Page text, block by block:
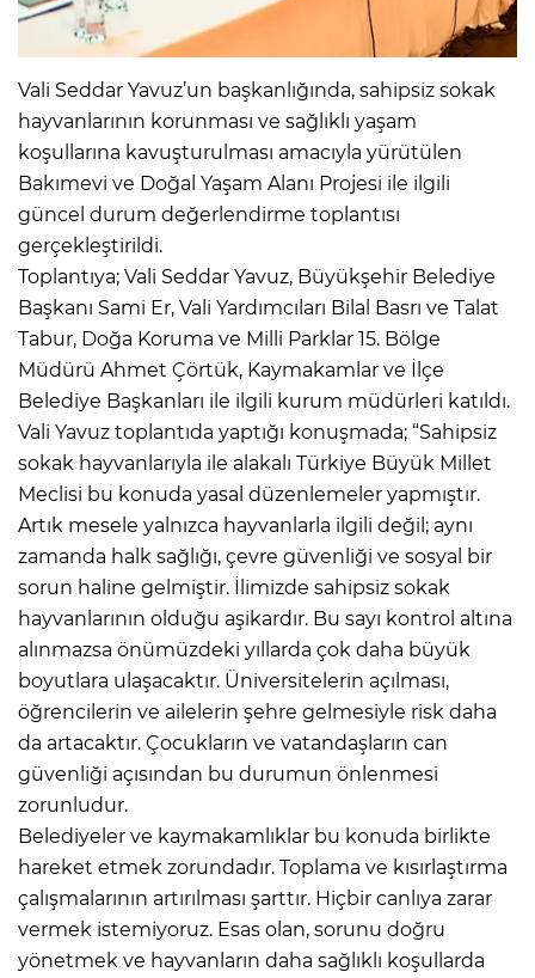
Vali Seddar Yavuz’un başkanlığında, sahipsiz sokak
hayvanlarının korunması ve sağlıklı yaşam
koşullarına kavuşturulması amacıyla yürütülen
Bakımevi ve Doğal Yaşam Alanı Projesi ile ilgili
güncel durum değerlendirme toplantısı
gerçekleştirildi.
Toplantıya; Vali Seddar Yavuz, Büyükşehir Belediye
Başkanı Sami Er, Vali Yardımcıları Bilal Basrı ve Talat
Tabur, Doğa Koruma ve Milli Parklar 15. Bölge
Müdürü Ahmet Çörtük, Kaymakamlar ve İlçe
Belediye Başkanları ile ilgili kurum müdürleri katıldı.
Vali Yavuz toplantıda yaptığı konuşmada; “Sahipsiz
sokak hayvanlarıyla ile alakalı Türkiye Büyük Millet
Meclisi bu konuda yasal düzenlemeler yapmıştır.
Artık mesele yalnızca hayvanlarla ilgili değil; aynı
zamanda halk sağlığı, çevre güvenliği ve sosyal bir
sorun haline gelmiştir. İlimizde sahipsiz sokak
hayvanlarının olduğu aşikardır. Bu sayı kontrol altına
alınmazsa önümüzdeki yıllarda çok daha büyük
boyutlara ulaşacaktır. Üniversitelerin açılması,
öğrencilerin ve ailelerin şehre gelmesiyle risk daha
da artacaktır. Çocukların ve vatandaşların can
güvenliği açısından bu durumun önlenmesi
zorunludur.
Belediyeler ve kaymakamlıklar bu konuda birlikte
hareket etmek zorundadır. Toplama ve kısırlaştırma
çalışmalarının artırılması şarttır. Hiçbir canlıya zarar
vermek istemiyoruz. Esas olan, sorunu doğru
yönetmek ve hayvanların daha sağlıklı koşullarda